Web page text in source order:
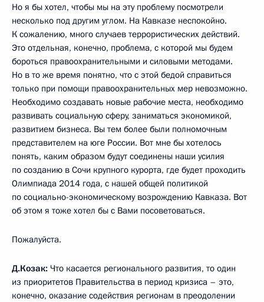
Но я бы хотел, чтобы мы на эту проблему посмотрели
несколько под другим углом. На Кавказе неспокойно.
К сожалению, много случаев террористических действий.
Это отдельная, конечно, проблема, с которой мы будем
бороться правоохранительными и силовыми методами.
Но в то же время понятно, что с этой бедой справиться
только при помощи правоохранительных мер невозможно.
Необходимо создавать новые рабочие места, необходимо
развивать социальную сферу, заниматься экономикой,
развитием бизнеса. Вы тем более были полномочным
представителем на юге России. Вот мне бы хотелось
понять, каким образом будут соединены наши усилия
по созданию в Сочи крупного курорта, где будет проходить
Олимпиада 2014 года, с нашей общей политикой
по социально-экономическому возрождению Кавказа. Вот
об этом я тоже хотел бы с Вами посоветоваться.
Пожалуйста.
Д.Козак: Что касается регионального развития, то один
из приоритетов Правительства в период кризиса – это,
конечно, оказание содействия регионам в преодолении